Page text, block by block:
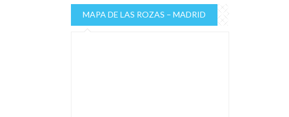
MAPA DE LAS ROZAS – MADRID